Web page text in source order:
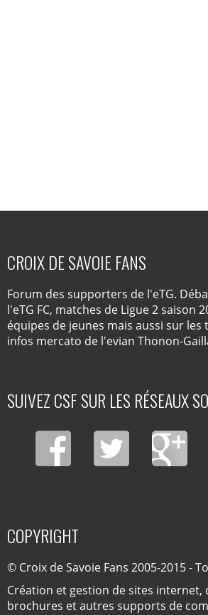
CROIX DE SAVOIE FANS
Forum des supporters de l'eTG.
l'eTG FC, matches de Ligue 2 saison
équipes de jeunes mais aussi sur les
infos mercato de l'evian Thonon-
SUIVEZ CSF SUR LES RÉSEAUX
COPYRIGHT
© Croix de Savoie Fans 2005-2015 -
Création et gestion de sites internet,
brochures et autres supports de